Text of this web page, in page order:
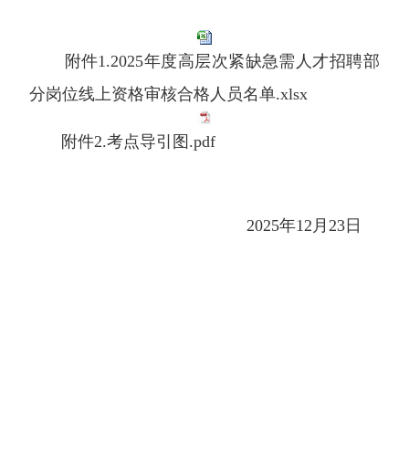
附件1.2025年度高层次紧缺急需人才招聘部
分岗位线上资格审核合格人员名单.xlsx
附件2.考点导引图.pdf
2025年12月23日